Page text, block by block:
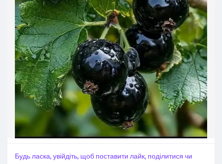
Будь ласка, увійдіть, щоб поставити лайк, поділитися чи